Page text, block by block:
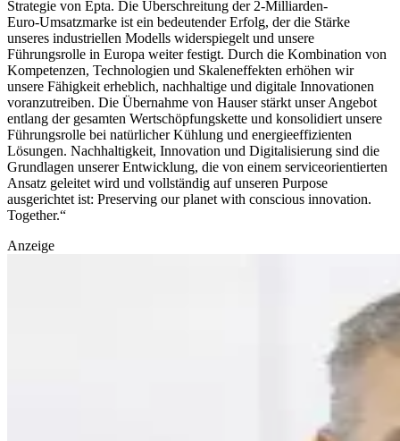
Strategie von Epta. Die Überschreitung der 2‑Milliarden-
Euro‑Umsatzmarke ist ein bedeutender Erfolg, der die Stärke
unseres industriellen Modells widerspiegelt und unsere
Führungsrolle in Europa weiter festigt. Durch die Kombination von
Kompetenzen, Technologien und Skaleneffekten erhöhen wir
unsere Fähigkeit erheblich, nachhaltige und digitale Innovationen
voranzutreiben. Die Übernahme von Hauser stärkt unser Angebot
entlang der gesamten Wertschöpfungskette und konsolidiert unsere
Führungsrolle bei natürlicher Kühlung und energieeffizienten
Lösungen. Nachhaltigkeit, Innovation und Digitalisierung sind die
Grundlagen unserer Entwicklung, die von einem serviceorientierten
Ansatz geleitet wird und vollständig auf unseren Purpose
ausgerichtet ist: Preserving our planet with conscious innovation.
Together.“
Anzeige